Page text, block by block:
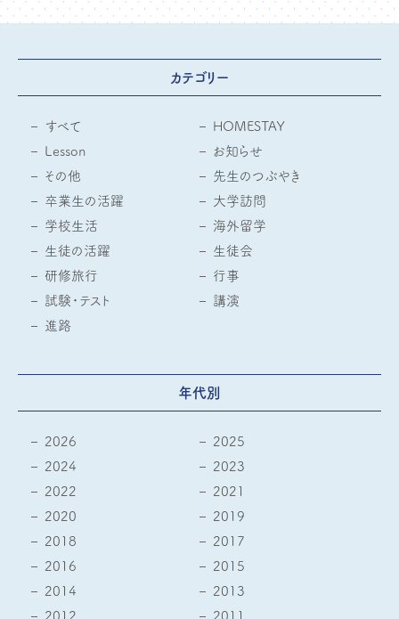
カテゴリー
すべて
HOMESTAY
Lesson
お知らせ
その他
先生のつぶやき
卒業生の活躍
大学訪問
学校生活
海外留学
生徒の活躍
生徒会
研修旅行
行事
試験・テスト
講演
進路
年代別
2026
2025
2024
2023
2022
2021
2020
2019
2018
2017
2016
2015
2014
2013
2012
2011